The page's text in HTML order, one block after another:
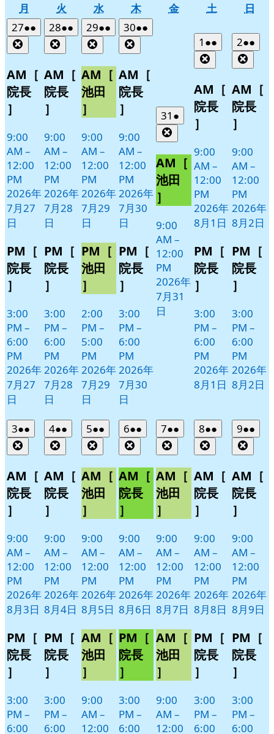
月
曜
日
火
曜
日
水水
曜
日
木木
曜
日
金金
土土
日
日
日
272026
年
7
月
27
日
●●
件
の
イ
ベ
ン
ト)
AM［
院長
］
9:00
AM –
12:00
PM
2026年
7月27
日
PM［
院長
］
3:00
PM –
6:00
PM
2026年
7月27
日
282026
年
7
月
28
日
●●
件
の
イ
ベ
ン
ト)
AM［
院長
］
9:00
AM –
12:00
PM
2026年
7月28
日
PM［
院長
］
3:00
PM –
6:00
PM
2026年
7月28
日
292026
年
7
月
29
日
●●
件
の
イ
ベ
ン
ト)
AM［
池田
］
9:00
AM –
12:00
PM
2026年
7月29
日
PM［
池田
］
2:00
PM –
5:00
PM
2026年
7月29
日
302026
年
7
月
30
日
●●
件
イ
ベ
AM［
院長
］
9:00
AM –
12:00
PM
2026年
7月30
日
PM［
院長
］
3:00
PM –
6:00
PM
2026年
7月30
日
31 2026
年
7
月
31
日
●
件
イ
ベ
ン
ト)
Close
AM［
池田
］
9:00
AM –
12:00
PM
2026年
7月31
日
1 2026
年
8
月
1
日
●●
件
イ
ベ
ン
AM［
院長
］
9:00
AM –
12:00
PM
2026年
8月1日
PM［
院長
］
3:00
PM –
6:00
PM
2026年
8月1日
22026
年
8
月
2
日
●●
件
イ
ベ
ン
AM［
院長
］
9:00
AM –
12:00
PM
2026年
8月2日
PM［
院長
］
3:00
PM –
6:00
PM
2026年
8月2日
32026
年
8
月
3
日
●●
件
イ
ベ
ン
AM［
院長
］
9:00
AM –
12:00
PM
2026年
8月3日
PM［
院長
］
3:00
PM –
6:00
42026
年
8
月
4
日
●●
件
イ
ベ
ン
AM［
院長
］
9:00
AM –
12:00
PM
2026年
8月4日
PM［
院長
］
3:00
PM –
6:00
52026
年
8
月
5
日
●●
件
イ
ベ
ン
ト)
AM［
池田
］
9:00
AM –
12:00
PM
2026年
8月5日
AM［
池田
］
9:00
AM –
12:00
62026
年
8
月
6
日
●●
件
イ
ベ
ン
ト)
AM［
院長
］
9:00
AM –
12:00
PM
2026年
8月6日
PM［
院長
］
3:00
PM –
6:00
72026
年
8
月
7
日
●●
件
イ
ベ
ン
ト)
AM［
池田
］
9:00
AM –
12:00
PM
2026年
8月7日
AM［
池田
］
9:00
AM –
12:00
82026
年
8
月
8
日
●●
件
イ
ベ
ン
AM［
院長
］
9:00
AM –
12:00
PM
2026年
8月8日
PM［
院長
］
3:00
PM –
6:00
92026
年
8
月
9
日
●●
件
イ
ベ
ン
AM［
院長
］
9:00
AM –
12:00
PM
2026年
8月9日
PM［
院長
］
3:00
PM –
6:00